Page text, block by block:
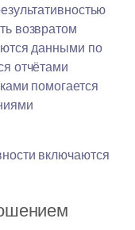
возвратом
данными по
отчётами
помогается
включаются